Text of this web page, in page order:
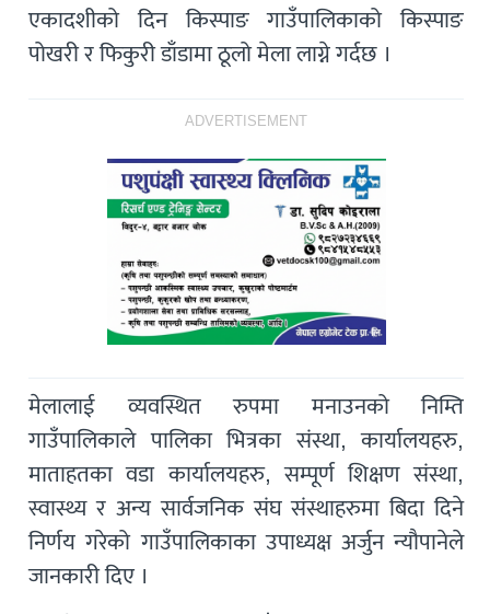
एकादशीको दिन किस्पाङ गाउँपालिकाको किस्पाङ
पोखरी र फिकुरी डाँडामा ठूलो मेला लाग्ने गर्दछ ।
ADVERTISEMENT
मेलालाई व्यवस्थित रुपमा मनाउनको निम्ति
गाउँपालिकाले पालिका भित्रका संस्था, कार्यालयहरु,
माताहतका वडा कार्यालयहरु, सम्पूर्ण शिक्षण संस्था,
स्वास्थ्य र अन्य सार्वजनिक संघ संस्थाहरुमा बिदा दिने
निर्णय गरेको गाउँपालिकाका उपाध्यक्ष अर्जुन न्यौपानेले
जानकारी दिए ।